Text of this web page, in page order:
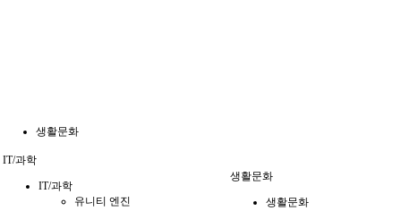
생활문화
IT/과학
IT/과학
유니티 엔진
생활문화
생활문화